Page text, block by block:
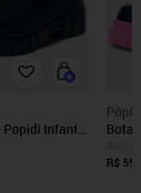
Popidi Infantil
Bota
Sola
R$